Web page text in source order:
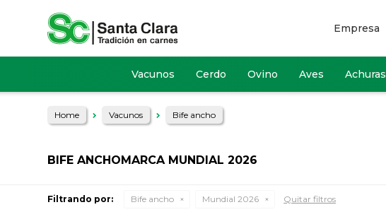
Vacunos Cerdo Ovino Aves Achuras
Empresa
Home Vacunos Bife ancho
BIFE ANCHOMARCA MUNDIAL 2026
Filtrando por: Bife ancho Mundial 2026 Quitar filtros